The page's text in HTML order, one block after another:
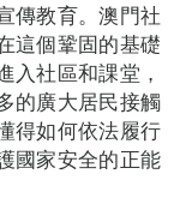
傳教育。澳門社
這個鞏固的基礎
入社區和課堂，
的廣大居民接觸
得如何依法履行
國家安全的正能